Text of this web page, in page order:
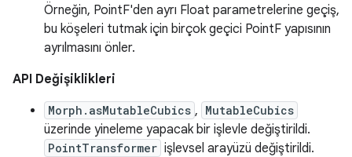
Örneğin, PointF'den ayrı Float parametrelerine geçiş,
bu köşeleri tutmak için birçok geçici PointF yapısının
ayrılmasını önler.
API Değişiklikleri
Morph.asMutableCubics , MutableCubics
üzerinde yineleme yapacak bir işlevle değiştirildi.
PointTransformer işlevsel arayüzü değiştirildi.